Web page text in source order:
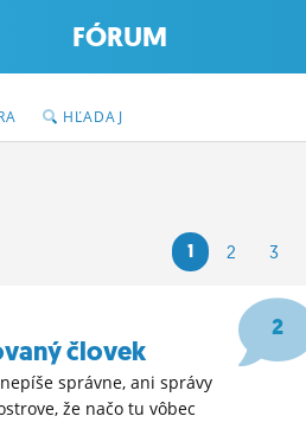
FÓRUM
HĽADAJ
1 2 3
2
človek
správne, ani správy
že načo tu vôbec